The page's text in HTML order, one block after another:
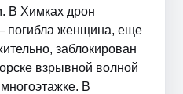
В Химках дрон
погибла женщина, еще
заблокирован
взрывной волной
В